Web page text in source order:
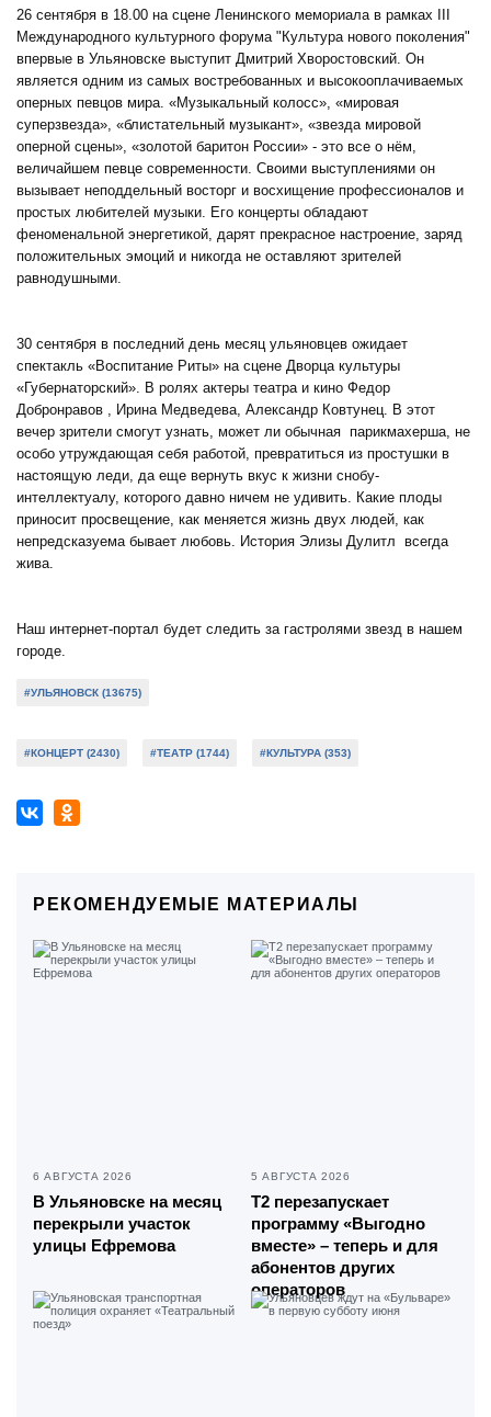
26 сентября в 18.00 на сцене Ленинского мемориала в рамках III
Международного культурного форума "Культура нового поколения"
впервые в Ульяновске выступит Дмитрий Хворостовский. Он
является одним из самых востребованных и высокооплачиваемых
оперных певцов мира. «Музыкальный колосс», «мировая
суперзвезда», «блистательный музыкант», «звезда мировой
оперной сцены», «золотой баритон России» - это все о нём,
величайшем певце современности. Своими выступлениями он
вызывает неподдельный восторг и восхищение профессионалов и
простых любителей музыки. Его концерты обладают
феноменальной энергетикой, дарят прекрасное настроение, заряд
положительных эмоций и никогда не оставляют зрителей
равнодушными.
30 сентября в последний день месяц ульяновцев ожидает
спектакль «Воспитание Риты» на сцене Дворца культуры
«Губернаторский». В ролях актеры театра и кино Федор
Добронравов , Ирина Медведева, Александр Ковтунец. В этот
вечер зрители смогут узнать, может ли обычная парикмахерша, не
особо утруждающая себя работой, превратиться из простушки в
настоящую леди, да еще вернуть вкус к жизни снобу-
интеллектуалу, которого давно ничем не удивить. Какие плоды
приносит просвещение, как меняется жизнь двух людей, как
непредсказуема бывает любовь. История Элизы Дулитл всегда
жива.
Наш интернет-портал будет следить за гастролями звезд в нашем
городе.
#УЛЬЯНОВСК (13675)
#КОНЦЕРТ (2430) #ТЕАТР (1744) #КУЛЬТУРА (353)
РЕКОМЕНДУЕМЫЕ МАТЕРИАЛЫ
6 АВГУСТА 2026
В Ульяновске на месяц
перекрыли участок
улицы Ефремова
5 АВГУСТА 2026
Т2 перезапускает
программу «Выгодно
вместе» – теперь и для
абонентов других
операторов